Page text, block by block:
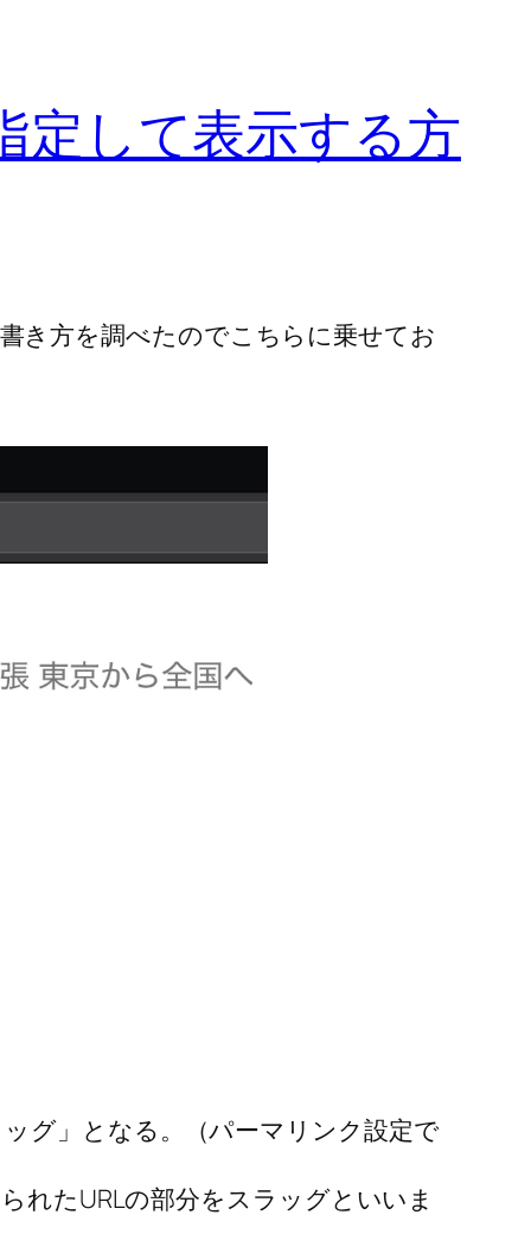
定して表示する方
き方を調べたのでこちらに乗せてお
グ」となる。（パーマリンク設定で
れたURLの部分をスラッグといいま